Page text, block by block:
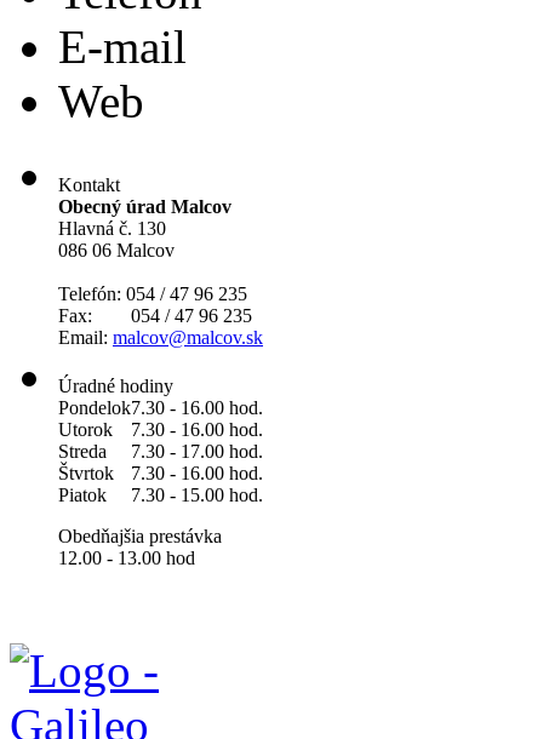
E-mail
Web
Kontakt
Obecný úrad Malcov
Hlavná č. 130
086 06 Malcov
Telefón: 054 / 47 96 235
Fax: 054 / 47 96 235
Email: malcov@malcov.sk
Úradné hodiny
Pondelok7.30 - 16.00 hod.
Utorok
7.30 - 16.00 hod.
Streda
7.30 - 17.00 hod.
Štvrtok
7.30 - 16.00 hod.
Piatok
7.30 - 15.00 hod.
Obedňajšia prestávka
12.00 - 13.00 hod